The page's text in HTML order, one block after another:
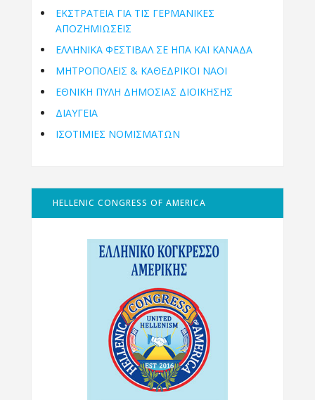
ΕΚΣΤΡΑΤΕΙΑ ΓΙΑ ΤΙΣ ΓΕΡΜΑΝΙΚΕΣ
ΑΠΟΖΗΜΙΩΣΕΙΣ
ΕΛΛΗΝΙΚΆ ΦΕΣΤΙΒΆΛ ΣΕ ΗΠΑ ΚΑΙ ΚΑΝΑΔΑ
ΜΗΤΡΟΠΌΛΕΙΣ & ΚΑΘΕΔΡΙΚΟΊ ΝΑΟΊ
ΕΘΝΙΚΉ ΠΎΛΗ ΔΗΜΌΣΙΑΣ ΔΙΟΊΚΗΣΗΣ
ΔΙΑΥΓΕΙΑ
ΙΣΟΤΙΜΙΕΣ ΝΟΜΙΣΜΑΤΩΝ
HELLENIC CONGRESS OF AMERICA